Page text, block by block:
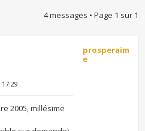
4 messages • Page 1 sur 1
2005, millésime
prosperaim
e